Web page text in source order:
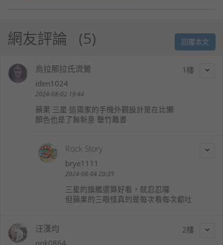
網友評論 5 回覆本文
1
烏拉那拉氏流鶯
iden1024
2024-08-02 19:44
蘋果 三星 這兩家的手機外觀設計是在比懶
顏色也是了無新意 罄竹難書
Rock Story
brye1111
2024-08-04 20:35
三星的旗艦還算好看，就忍忍囉
但蘋果的三眼怪真的是每次看每次都吐
2
汪漢均